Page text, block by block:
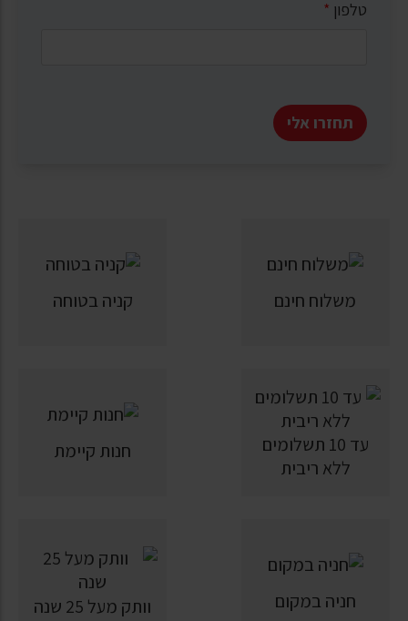
טלפון *
תחזרו אלי
משלוח חינם קניה בטוחה
עד 10 תשלומים
ללא ריבית
חנות קיימת
חניה במקום וותק מעל 25 שנה